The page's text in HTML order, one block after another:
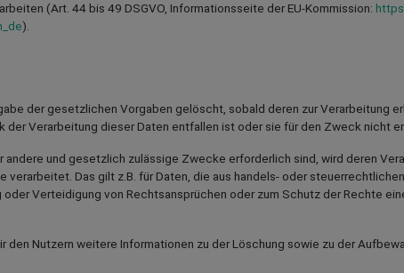
(Art. 44 bis 49 DSGVO, Informationsseite der EU-Kommission:
).
der gesetzlichen Vorgaben gelöscht, sobald deren zur Verarbeitung
der Verarbeitung dieser Daten entfallen ist oder sie für den Zweck nicht
und gesetzlich zulässige Zwecke erforderlich sind, wird deren
Das gilt z.B. für Daten, die aus handels- oder
Verteidigung von Rechtsansprüchen oder zum Schutz der Rechte
den Nutzern weitere Informationen zu der Löschung sowie zu der